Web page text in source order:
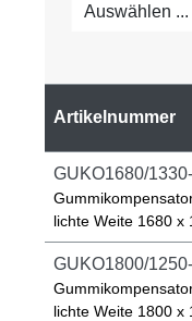
Auswählen ...
Artikelnummer
GUKO1680/
lichte Weite 1680 x
GUKO1800/
lichte Weite 1800 x